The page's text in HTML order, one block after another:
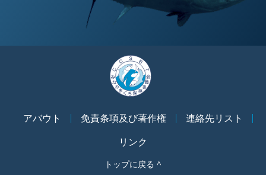
アバウト 免責条項及び著作権
連絡先リスト
リンク
トップに戻る ^